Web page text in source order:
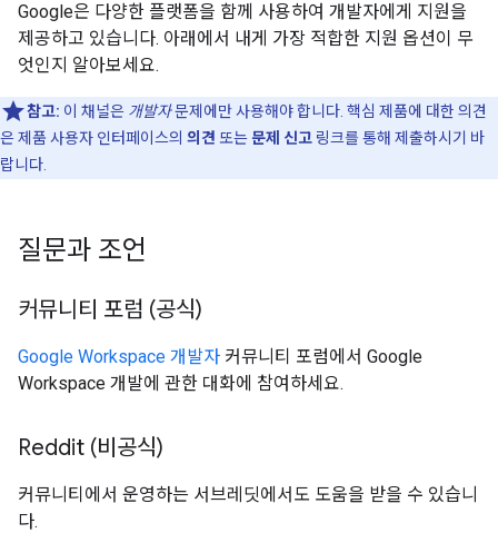
Google은 다양한 플랫폼을 함께 사용하여 개발자에게 지원을
제공하고 있습니다. 아래에서 내게 가장 적합한 지원 옵션이 무
엇인지 알아보세요.
참고: 이 채널은 개발자문제에만 사용해야 합니다. 핵심 제품에 대한 의견
은 제품 사용자 인터페이스의 의견 또는 문제 신고 링크를 통해 제출하시기 바
랍니다.
질문과 조언
커뮤니티 포럼 (공식)
Google Workspace 개발자 커뮤니티 포럼에서 Google
Workspace 개발에 관한 대화에 참여하세요.
Reddit (비공식)
커뮤니티에서 운영하는 서브레딧에서도 도움을 받을 수 있습니
다.